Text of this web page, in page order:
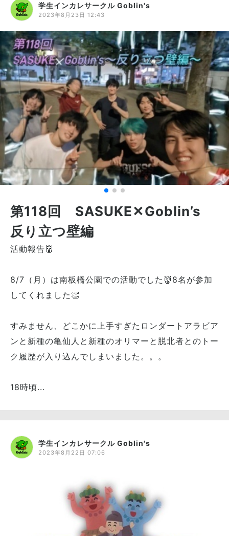
学生インカレサークル Goblin's
2023年8月23日 12:43
第118回 SASUKE✕Goblin’s
反り立つ壁編
活動報告👹
8/7（月）は南板橋公園での活動でした👹8名が参加
してくれました👏
すみません、どこかに上手すぎたロンダートアラビア
ンと新種の亀仙人と新種のオリマーと脱北者とのトー
ク履歴が入り込んでしまいました。。。
18時頃...
学生インカレサークル Goblin's
2023年8月22日 07:06